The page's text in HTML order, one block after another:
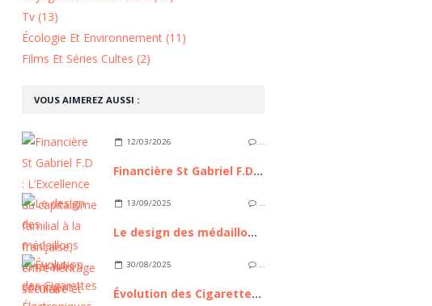
VOUS AIMEREZ AUSSI :
12/03/2026 …
Financière St Gabriel F.D : L’Excellence du capitalisme familial à la française, entre héritage séculaire et ingénierie patrimoniale de pointe
13/09/2025 …
Le design des médaillons funéraires : comment créer son médaillon ?
30/08/2025 …
Évolution des Cigarettes Électroniques : Tendances et Avenir
Tv (13)
Écologie Et Environnement (11)
Films Et Séries Cultes (2)